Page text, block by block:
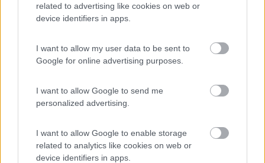
related to advertising like cookies on web or
device identifiers in apps.
I want to allow my user data to be sent to
Google for online advertising purposes.
I want to allow Google to send me
personalized advertising.
I want to allow Google to enable storage
related to analytics like cookies on web or
device identifiers in apps.
Servizi / Posizione
L'agricampeggio, ai piedi della Maiella, è un'area agric...
Loc. S. Nicolao